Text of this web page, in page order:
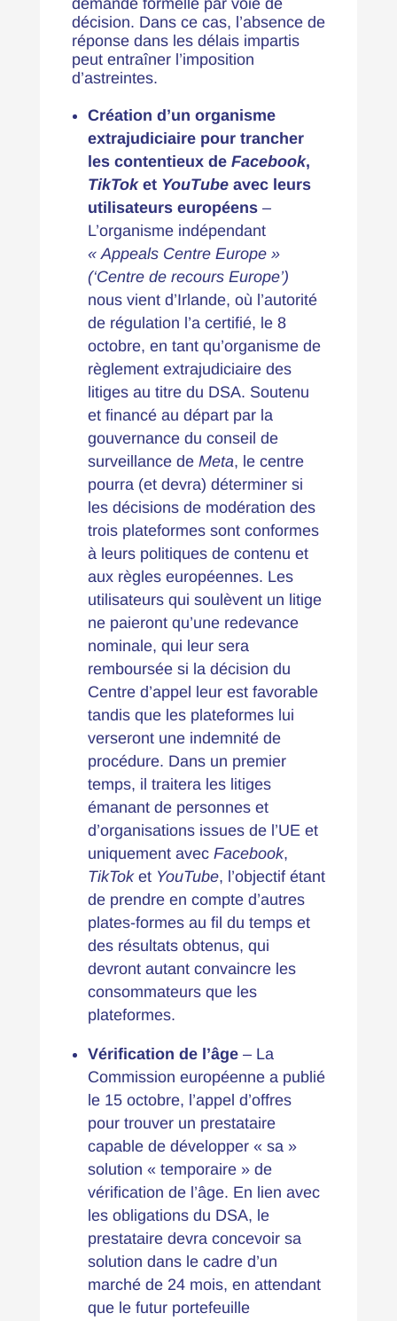
demande formelle par voie de
décision. Dans ce cas, l’absence de
réponse dans les délais impartis
peut entraîner l’imposition
d’astreintes.
Création d’un organisme
extrajudiciaire pour trancher
les contentieux de Facebook,
TikToket YouTube avec leurs
utilisateurs européens –
L’organisme indépendant
« Appeals Centre Europe »
(‘Centre de recours Europe’)
nous vient d’Irlande, où l’autorité
de régulation l’a certifié, le 8
octobre, en tant qu’organisme de
règlement extrajudiciaire des
litiges au titre du DSA. Soutenu
et financé au départ par la
gouvernance du conseil de
surveillance de Meta, le centre
pourra (et devra) déterminer si
les décisions de modération des
trois plateformes sont conformes
à leurs politiques de contenu et
aux règles européennes. Les
utilisateurs qui soulèvent un litige
ne paieront qu’une redevance
nominale, qui leur sera
remboursée si la décision du
Centre d’appel leur est favorable
tandis que les plateformes lui
verseront une indemnité de
procédure. Dans un premier
temps, il traitera les litiges
émanant de personnes et
d’organisations issues de l’UE et
uniquement avec Facebook,
TikToket YouTube, l’objectif étant
de prendre en compte d’autres
plates-formes au fil du temps et
des résultats obtenus, qui
devront autant convaincre les
consommateurs que les
plateformes.
Vérification de l’âge– La
Commission européenne a publié
le 15 octobre, l’appel d’offres
pour trouver un prestataire
capable de développer « sa »
solution « temporaire » de
vérification de l’âge. En lien avec
les obligations du DSA, le
prestataire devra concevoir sa
solution dans le cadre d’un
marché de 24 mois, en attendant
que le futur portefeuille